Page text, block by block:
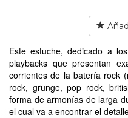
Este estuche, dedicado a
playbacks que presentan
corrientes de la batería rock
rock, grunge, pop rock,
forma de armonías de larga
el cual va a encontrar el